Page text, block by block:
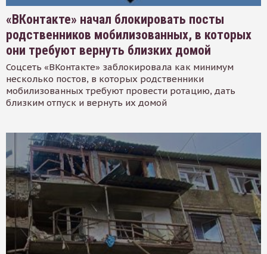
«ВКонтакте» начал блокировать посты
родственников мобилизованных, в которых
они требуют вернуть близких домой
Соцсеть «ВКонтакте» заблокировала как минимум
несколько постов, в которых родственники
мобилизованных требуют провести ротацию, дать
близким отпуск и вернуть их домой